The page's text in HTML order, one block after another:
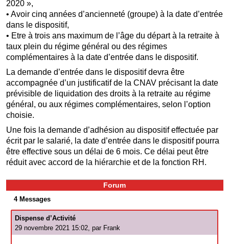
2020 »,
• Avoir cinq années d’ancienneté (groupe) à la date d’entrée
dans le dispositif,
• Etre à trois ans maximum de l’âge du départ à la retraite à
taux plein du régime général ou des régimes
complémentaires à la date d’entrée dans le dispositif.
La demande d’entrée dans le dispositif devra être
accompagnée d’un justificatif de la CNAV précisant la date
prévisible de liquidation des droits à la retraite au régime
général, ou aux régimes complémentaires, selon l’option
choisie.
Une fois la demande d’adhésion au dispositif effectuée par
écrit par le salarié, la date d’entrée dans le dispositif pourra
être effective sous un délai de 6 mois. Ce délai peut être
réduit avec accord de la hiérarchie et de la fonction RH.
Forum
4 Messages
Dispense d’Activité
29 novembre 2021 15:02, par Frank